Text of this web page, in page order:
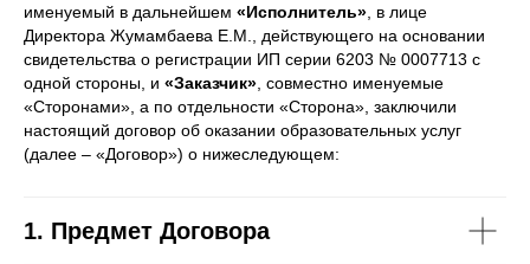
именуемый в дальнейшем «Исполнитель», в лице
Директора Жумамбаева Е.М., действующего на основании
свидетельства о регистрации ИП серии 6203 № 0007713 с
одной стороны, и «Заказчик», совместно именуемые
«Сторонами», а по отдельности «Сторона», заключили
настоящий договор об оказании образовательных услуг
(далее – «Договор») о нижеследующем:
1. Предмет Договора